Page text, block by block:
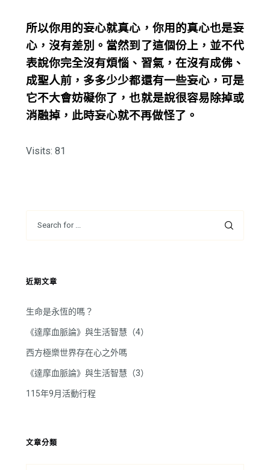
所以你用的妄心就真心，你用的真心也是妄
心，沒有差別。當然到了這個份上，並不代
表說你完全沒有煩惱、習氣，在沒有成佛、
成聖人前，多多少少都還有一些妄心，可是
它不大會妨礙你了，也就是說很容易除掉或
消融掉，此時妄心就不再做怪了。
Visits: 81
近期文章
生命是永恆的嗎？
《達摩血脈論》與生活智慧（4）
西方極樂世界存在心之外嗎
《達摩血脈論》與生活智慧（3）
115年9月活動行程
文章分類